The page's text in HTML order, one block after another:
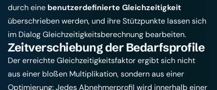
durch eine benutzerdefinierte Gleichzeitigkeit
überschrieben werden, und ihre Stützpunkte lassen sich
im DialogGleichzeitigkeitsberechnung bearbeiten.
Zeitverschiebung der Bedarfsprofile
Der erreichte Gleichzeitigkeitsfaktor ergibt sich nicht
aus einer bloßen Multiplikation, sondern aus einer
Optimierung: Jedes Abnehmerprofil wird innerhalb einer